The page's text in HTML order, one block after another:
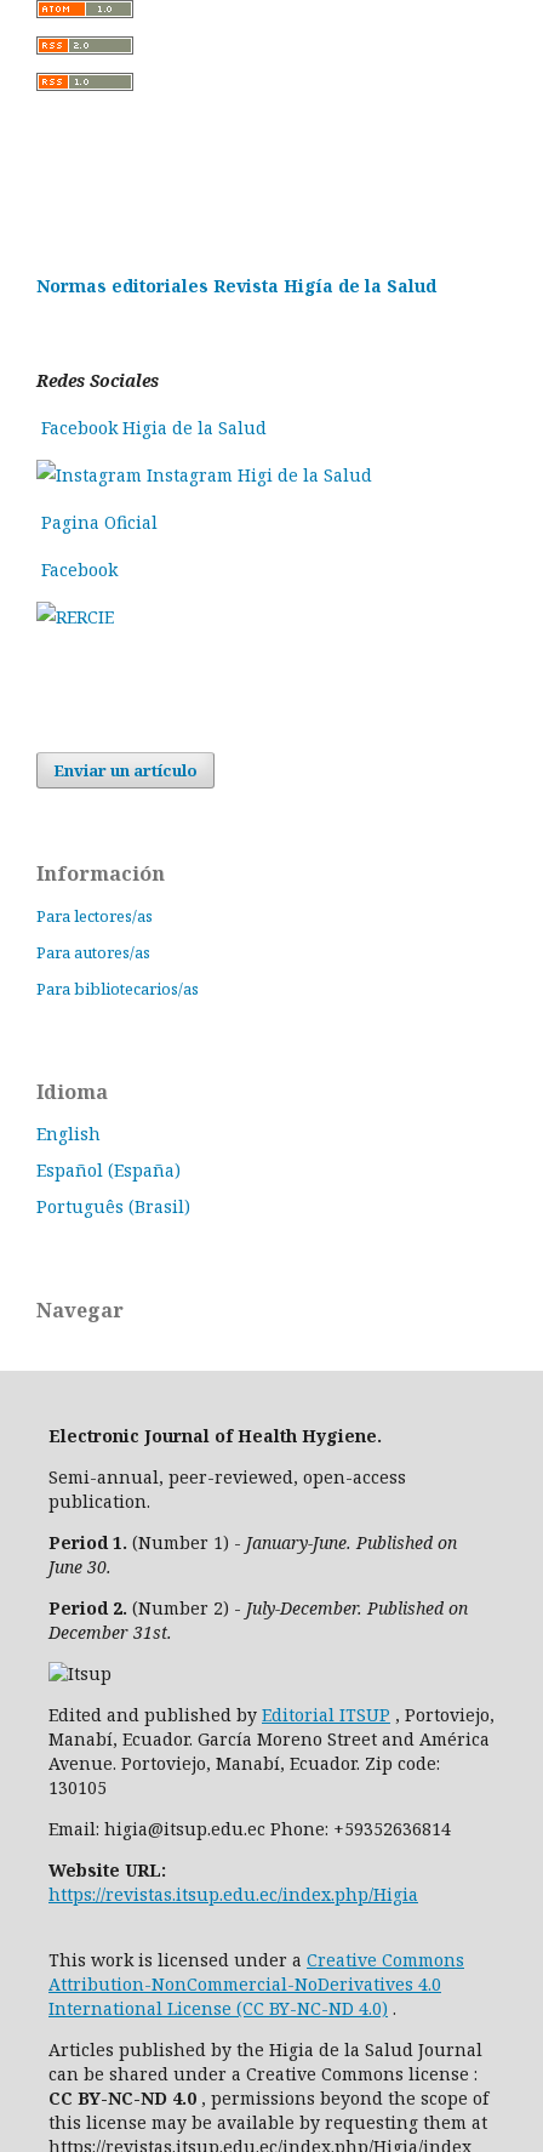
Normas editoriales Revista Higía de la Salud
Redes Sociales
Facebook Higia de la Salud
Instagram Higi de la Salud
Pagina Oficial
Facebook
Enviar un artículo
Información
Para lectores/as
Para autores/as
Para bibliotecarios/as
Idioma
English
Español (España)
Português (Brasil)
Navegar
Electronic Journal of Health Hygiene.
Semi-annual, peer-reviewed, open-access
publication.
Period 1. (Number 1) - January-June. Published on
June 30.
Period 2. (Number 2) - July-December. Published on
December 31st.
Edited and published by Editorial ITSUP , Portoviejo,
Manabí, Ecuador. García Moreno Street and América
Avenue. Portoviejo, Manabí, Ecuador. Zip code:
130105
Email: higia@itsup.edu.ec Phone: +59352636814
Website URL:
https://revistas.itsup.edu.ec/index.php/Higia
This work is licensed under a Creative Commons
Attribution-NonCommercial-NoDerivatives 4.0
International License (CC BY-NC-ND 4.0) .
Articles published by the Higia de la Salud Journal
can be shared under a Creative Commons license :
CC BY-NC-ND 4.0 , permissions beyond the scope of
this license may be available by requesting them at
https://revistas.itsup.edu.ec/index.php/Higia/index